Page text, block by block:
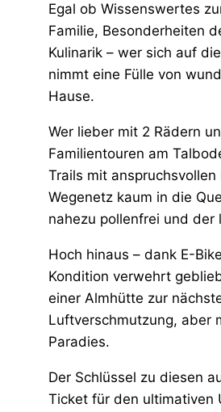
Egal ob Wissenswertes
Familie, Besonderheiten
Kulinarik – wer sich auf
nimmt eine Fülle von
Hause.
Wer lieber mit 2 Rädern
Familientouren am
Trails mit
Wegenetz kaum in die
nahezu pollenfrei und
Hoch hinaus – dank E-
Kondition verwehrt
einer Almhütte zur
Luftverschmutzung, aber
Paradies.
Der Schlüssel zu diesen
Ticket für den ultimativen